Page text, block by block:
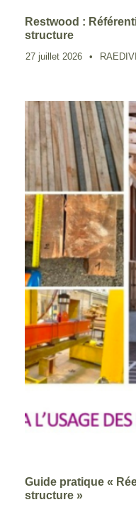
Restwood :
structure
27 juillet 2026 •
Guide pratique «
structure »